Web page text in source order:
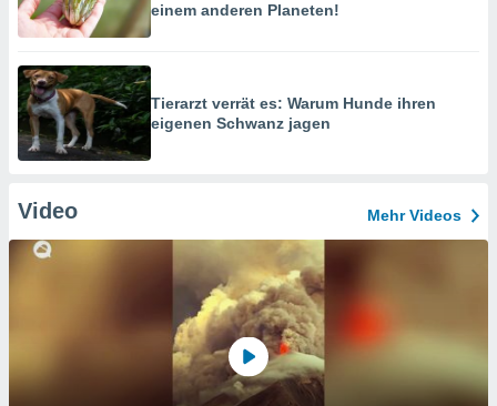
einem anderen Planeten!
Tierarzt verrät es: Warum Hunde ihren
eigenen Schwanz jagen
Video Mehr Videos